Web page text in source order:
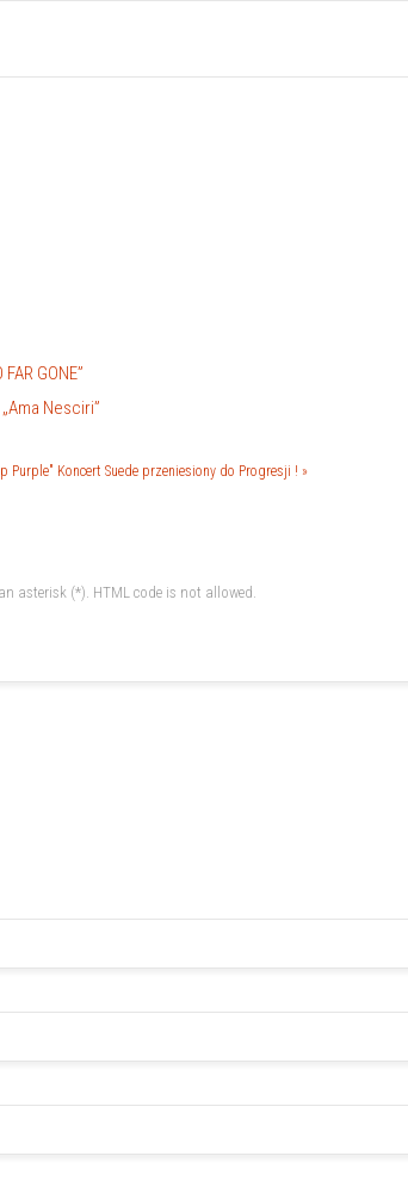
GONE”
Nesciri”
Purple" Koncert Suede przeniesiony do Progresji ! »
asterisk (*). HTML code is not allowed.